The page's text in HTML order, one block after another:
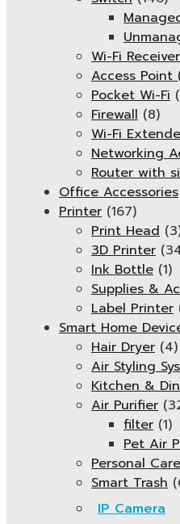
Wi-Fi Receiver
Access Point
Pocket Wi-Fi
Firewall (8)
Wi-Fi
Networking
Router with
Office Accessories
Printer (167)
Print Head
3D Printer
Ink Bottle (1)
Supplies &
Label Printer
Smart Home
Hair Dryer (4)
Air Styling
Kitchen &
Air Purifier
filter (1)
Pet Air
Personal Care
Smart Trash
IP Camera